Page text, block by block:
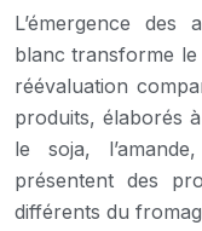
L’émergence des
blanc transforme
réévaluation
produits, élaborés
le soja,
présentent des
différents du